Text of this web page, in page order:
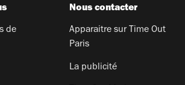
de
Nous contacter
Apparaitre sur Time Out
Paris
La publicité